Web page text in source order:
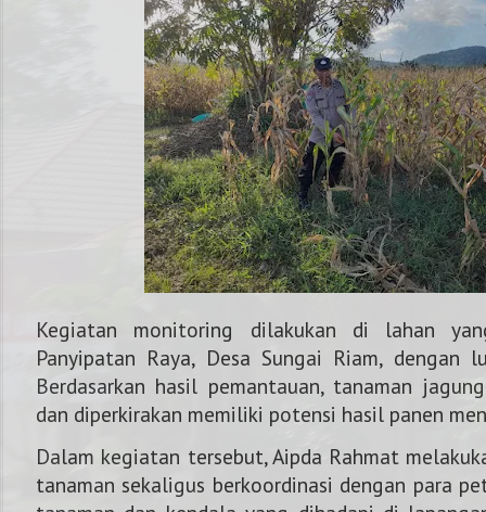
Kegiatan monitoring dilakukan di lahan
Panyipatan Raya, Desa Sungai Riam, dengan
Berdasarkan hasil pemantauan, tanaman
dan diperkirakan memiliki potensi hasil panen
Dalam kegiatan tersebut, Aipda Rahmat
tanaman sekaligus berkoordinasi dengan para
NOMOR KAPOLRES